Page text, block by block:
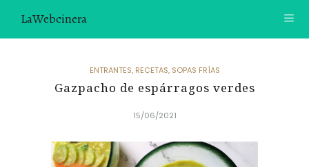
LaWebcinera
VIDEORECETAS
SOBRE MÍ
ENTRANTES, RECETAS, SOPAS FRÍAS
Gazpacho de espárragos verdes
15/06/2021